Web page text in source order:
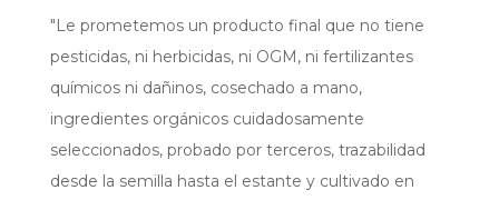
"Le prometemos un producto final que no tiene
pesticidas, ni herbicidas, ni OGM, ni fertilizantes
químicos ni dañinos, cosechado a mano,
ingredientes orgánicos cuidadosamente
seleccionados, probado por terceros, trazabilidad
desde la semilla hasta el estante y cultivado en